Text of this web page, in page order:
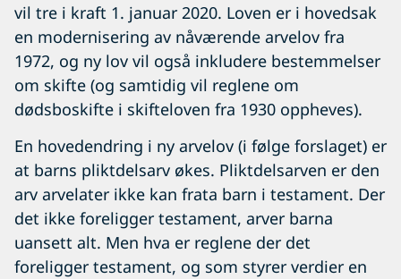
vil tre i kraft 1. januar 2020. Loven er i hovedsak
en modernisering av nåværende arvelov fra
1972, og ny lov vil også inkludere bestemmelser
om skifte (og samtidig vil reglene om
dødsboskifte i skifteloven fra 1930 oppheves).
En hovedendring i ny arvelov (i følge forslaget) er
at barns pliktdelsarv økes. Pliktdelsarven er den
arv arvelater ikke kan frata barn i testament. Der
det ikke foreligger testament, arver barna
uansett alt. Men hva er reglene der det
foreligger testament, og som styrer verdier en